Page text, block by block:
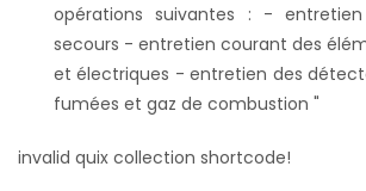
opérations suivantes : -
secours - entretien courant des
et électriques - entretien des
fumées et gaz de combustion "
invalid quix collection shortcode!